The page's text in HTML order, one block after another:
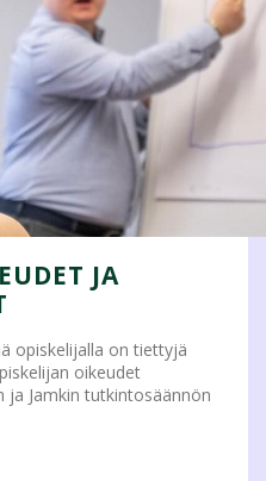
JA
opiskelijalla on tiettyjä
oikeudet
ja Jamkin tutkintosäännön